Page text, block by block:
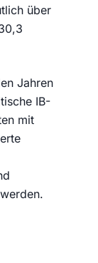
über
Jahren
IB-
mit